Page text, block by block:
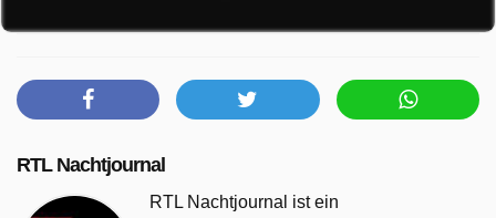
RTL Nachtjournal
RTL Nachtjournal ist ein